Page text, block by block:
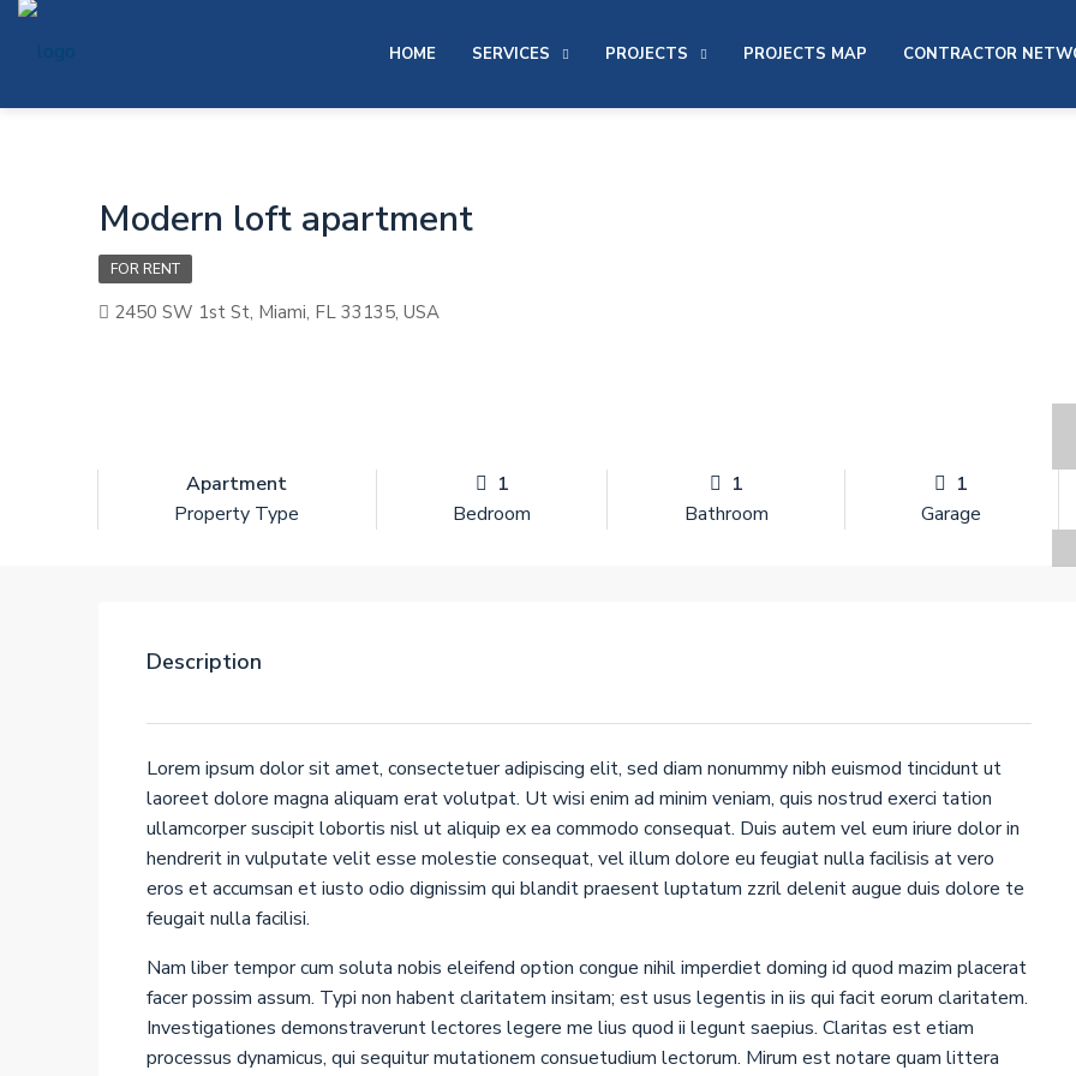
HOME SERVICES PROJECTS PROJECTS MAP CONTRACTOR
Modern loft apartment
FOR RENT
2450 SW 1st St, Miami, FL 33135, USA
Apartment
Property Type
1
Bedroom
1
Bathroom
1
Garage
Description
Lorem ipsum dolor sit amet, consectetuer adipiscing elit, sed diam nonummy nibh euismod tincidunt ut
laoreet dolore magna aliquam erat volutpat. Ut wisi enim ad minim veniam, quis nostrud exerci tation
ullamcorper suscipit lobortis nisl ut aliquip ex ea commodo consequat. Duis autem vel eum iriure dolor in
hendrerit in vulputate velit esse molestie consequat, vel illum dolore eu feugiat nulla facilisis at vero
eros et accumsan et iusto odio dignissim qui blandit praesent luptatum zzril delenit augue duis dolore te
feugait nulla facilisi.
Nam liber tempor cum soluta nobis eleifend option congue nihil imperdiet doming id quod mazim placerat
facer possim assum. Typi non habent claritatem insitam; est usus legentis in iis qui facit eorum claritatem.
Investigationes demonstraverunt lectores legere me lius quod ii legunt saepius. Claritas est etiam
processus dynamicus, qui sequitur mutationem consuetudium lectorum. Mirum est notare quam littera